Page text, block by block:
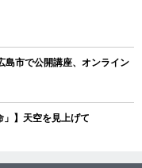
市で公開講座、オンライン
」】天空を見上げて